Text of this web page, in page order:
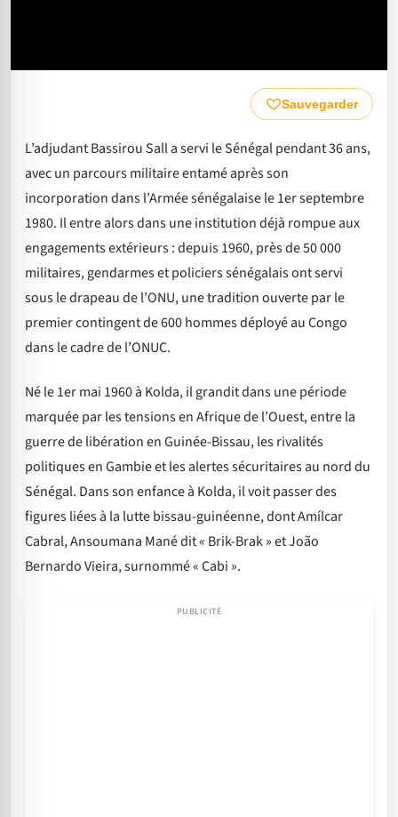
Sauvegarder
L’adjudant Bassirou Sall a servi le Sénégal pendant 36 ans,
avec un parcours militaire entamé après son
incorporation dans l’Armée sénégalaise le 1er septembre
1980. Il entre alors dans une institution déjà rompue aux
engagements extérieurs : depuis 1960, près de 50 000
militaires, gendarmes et policiers sénégalais ont servi
sous le drapeau de l’ONU, une tradition ouverte par le
premier contingent de 600 hommes déployé au Congo
dans le cadre de l’ONUC.
Né le 1er mai 1960 à Kolda, il grandit dans une période
marquée par les tensions en Afrique de l’Ouest, entre la
guerre de libération en Guinée-Bissau, les rivalités
politiques en Gambie et les alertes sécuritaires au nord du
Sénégal. Dans son enfance à Kolda, il voit passer des
figures liées à la lutte bissau-guinéenne, dont Amílcar
Cabral, Ansoumana Mané dit « Brik-Brak » et João
Bernardo Vieira, surnommé « Cabi ».